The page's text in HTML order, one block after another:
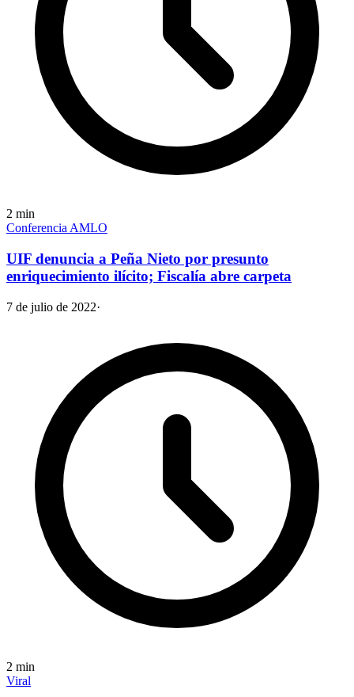
2 min
Conferencia AMLO
UIF denuncia a Peña Nieto por presunto
enriquecimiento ilícito; Fiscalía abre carpeta
7 de julio de 2022·
2 min
Viral